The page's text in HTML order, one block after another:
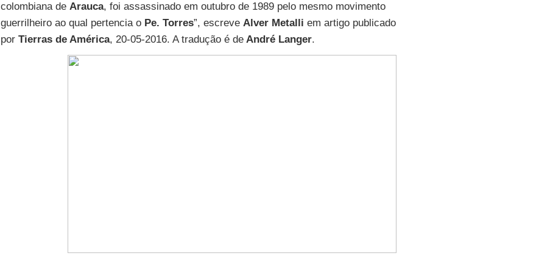
colombiana de Arauca, foi assassinado em outubro de 1989 pelo mesmo movimento
guerrilheiro ao qual pertencia o Pe. Torres”, escreve Alver Metalli em artigo publicado
por Tierras de América, 20-05-2016. A tradução é deAndré Langer.